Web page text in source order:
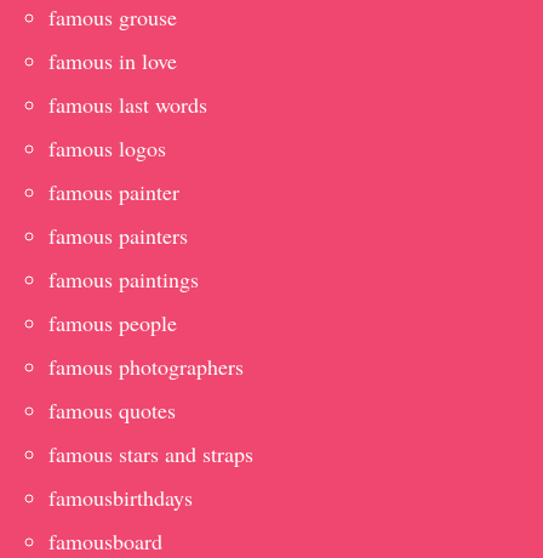
famous grouse
famous in love
famous last words
famous logos
famous painter
famous painters
famous paintings
famous people
famous photographers
famous quotes
famous stars and straps
famousbirthdays
famousboard